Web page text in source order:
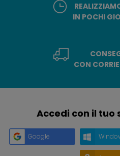
IN POCHI
CON
Accedi con il
Google